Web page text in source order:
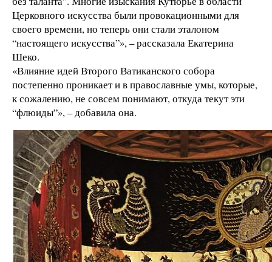
Церковного искусства были провокационными для
своего времени, но теперь они стали эталоном
“настоящего искусства”», – рассказала Екатерина
Шеко.
«Влияние идей Второго Ватиканского собора
постепенно проникает и в православные умы, которые,
к сожалению, не совсем понимают, откуда текут эти
“флюиды”», – добавила она.